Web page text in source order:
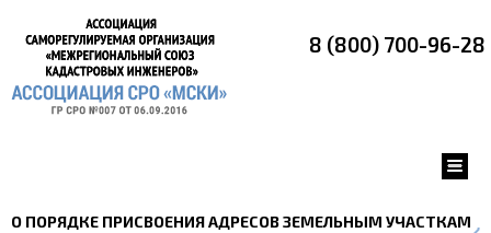
8 (800) 700-96-28
О ПОРЯДКЕ ПРИСВОЕНИЯ АДРЕСОВ ЗЕМЕЛЬНЫМ УЧАСТКАМ